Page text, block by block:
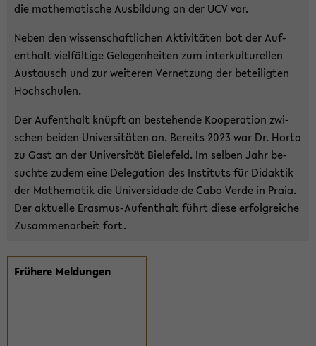
die ma­the­ma­ti­sche Aus­bil­dung an der UCV vor.
Neben den wis­sen­schaft­li­chen Ak­ti­vi­tä­ten bot der Auf­
ent­halt viel­fäl­ti­ge Ge­le­gen­hei­ten zum in­ter­kul­tu­rel­len
Aus­tausch und zur wei­te­ren Ver­net­zung der be­tei­lig­ten
Hoch­schu­len.
Der Auf­ent­halt knüpft an be­stehen­de Ko­ope­ra­ti­on zwi­
schen bei­den Uni­ver­si­tä­ten an. Be­reits 2023 war Dr. Horta
zu Gast an der Uni­ver­si­tät Bie­le­feld. Im sel­ben Jahr be­
such­te zudem eine De­le­ga­ti­on des In­sti­tuts für Di­dak­tik
der Ma­the­ma­tik die Uni­ver­sida­de de Cabo Verde in Praia.
Der ak­tu­el­le Erasmus-​Aufenthalt führt diese er­folg­rei­che
Zu­sam­men­ar­beit fort.
Frü­he­re Mel­dun­gen